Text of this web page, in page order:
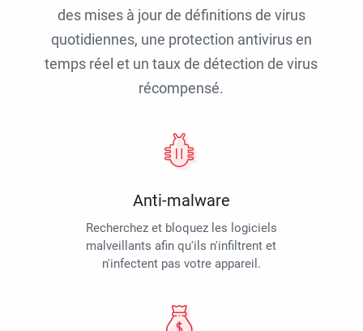
des mises à jour de définitions de virus
quotidiennes, une protection antivirus en
temps réel et un taux de détection de virus
récompensé.
Anti-malware
Recherchez et bloquez les logiciels
malveillants afin qu'ils n'infiltrent et
n'infectent pas votre appareil.